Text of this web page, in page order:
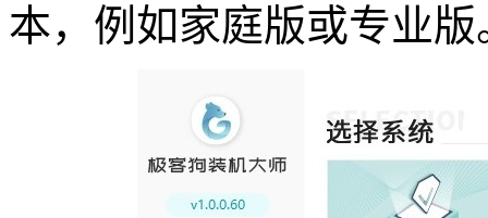
本，例如家庭版或专业版